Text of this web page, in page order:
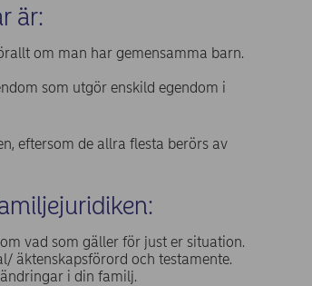
är:
om man har gemensamma barn.
som utgör enskild egendom i
eftersom de allra flesta berörs av
vad som gäller för just er situation.
äktenskapsförord och testamente.
i din familj.